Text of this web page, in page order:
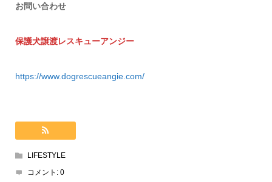
お問い合わせ
保護犬譲渡レスキューアンジー
https://www.dogrescueangie.com/
LIFESTYLE
コメント: 0